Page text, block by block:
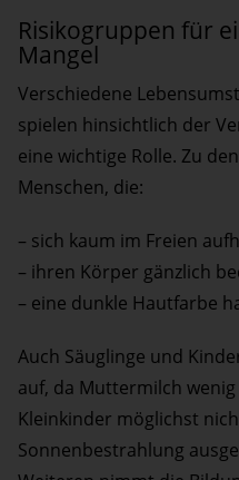
Risikogruppen für
Mangel
Verschiedene
spielen hinsichtlich der
eine wichtige Rolle. Zu
Menschen, die:
– sich kaum im Freien
– ihren Körper gänzlich
– eine dunkle Hautfarbe
Auch Säuglinge und
auf, da Muttermilch
Kleinkinder möglichst
Sonnenbestrahlung